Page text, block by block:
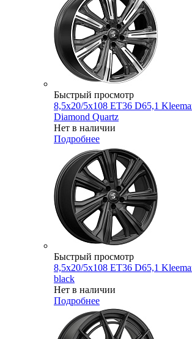
Быстрый просмотр
8,5x20/5x108 ET36 D65,1
Diamond Quartz
Нет в наличии
Подробнее
Быстрый просмотр
8,5x20/5x108 ET36 D65,1
black
Нет в наличии
Подробнее